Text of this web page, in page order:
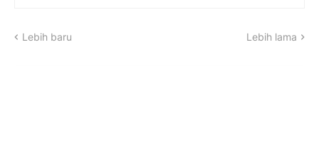
Lebih baru Lebih lama